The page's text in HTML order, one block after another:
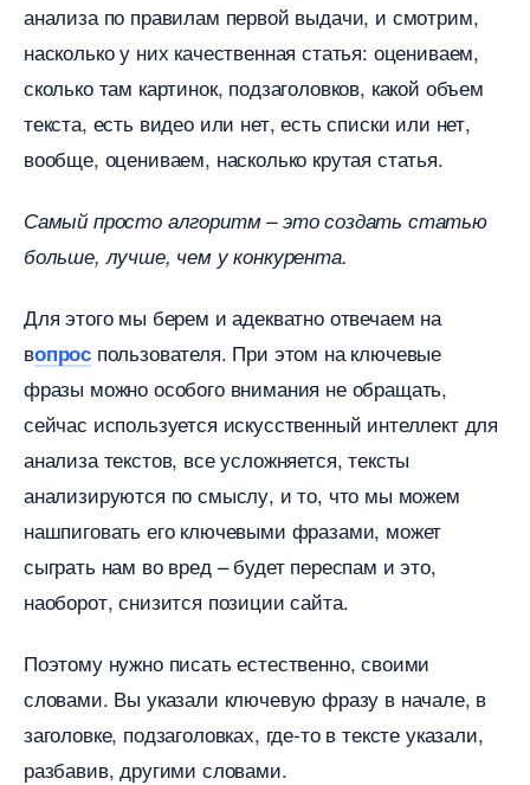
анализа по правилам первой выдачи, и смотрим,
насколько у них качественная статья: оцениваем,
сколько там картинок, подзаголовков, какой объем
текста, есть видео или нет, есть списки или нет,
ообще, оцениваем, насколько крутая статья.
Самый просто алгоритм – это создать статью
ольше, лучше, чем у конкурента.
Для этого мы берем и адекватно отвечаем на
опрос пользователя. При этом на ключевые
фразы можно особого внимания не обращать,
сейчас используется искусственный интеллект для
анализа текстов, все усложняется, тексты
анализируются по смыслу, и то, что мы можем
нашпиговать его ключевыми фразами, может
сыграть нам во вред – будет переспам и это,
наоборот, снизится позиции сайта.
Поэтому нужно писать естественно, своими
словами. Вы указали ключевую фразу в начале,
заголовке, подзаголовках, где-то в тексте указали,
разбавив, другими словами.